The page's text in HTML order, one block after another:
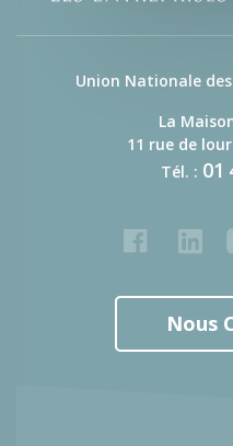
Union Nationale
La
11 rue de
Tél. : 01
Facebook
Nous